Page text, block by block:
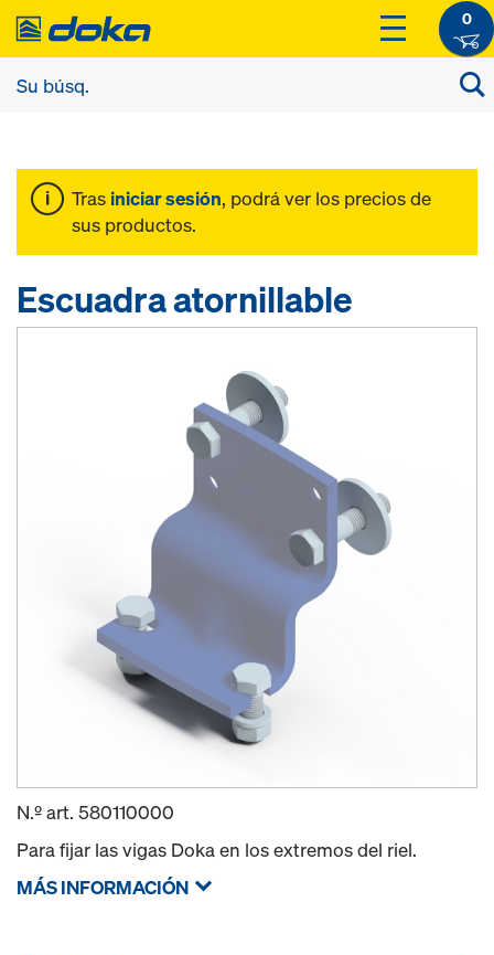
0
Tras iniciar sesión, podrá ver los precios de
sus productos.
Escuadra atornillable
N.º art. 580110000
Para fijar las vigas Doka en los extremos del riel.
MÁS INFORMACIÓN